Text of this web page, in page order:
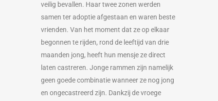
veilig bevallen. Haar twee zonen werden
samen ter adoptie afgestaan en waren beste
vrienden. Van het moment dat ze op elkaar
begonnen te rijden, rond de leeftijd van drie
maanden jong, heeft hun mensje ze direct
laten castreren. Jonge rammen zijn namelijk
geen goede combinatie wanneer ze nog jong
en ongecastreerd zijn. Dankzij de vroege